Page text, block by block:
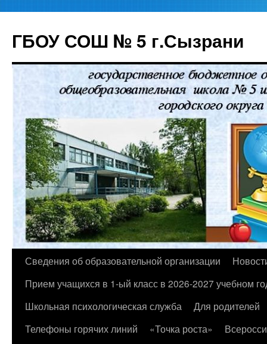
ГБОУ СОШ № 5 г.Сызрани
Перейти
содержимому
Сведения об образовательной организации
Прием учащихся в 1-ый класс в 2026-2027 учебном
Школьная психологическая служба
Для родителей
Телефоны горячих линий
«Точка роста»